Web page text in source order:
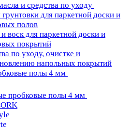
и средства по уходу
для паркетной доски и
полов
воск для паркетной доски и
покрытий
по уходу, очистке и
напольных покрытий
полы 4 мм
пробковые полы 4 мм